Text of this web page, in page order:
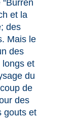
et la
des
Mais le
des
longs et
du
de
des
gouts et